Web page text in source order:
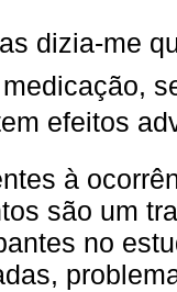
dizia-me
efeitos
à
são um
no